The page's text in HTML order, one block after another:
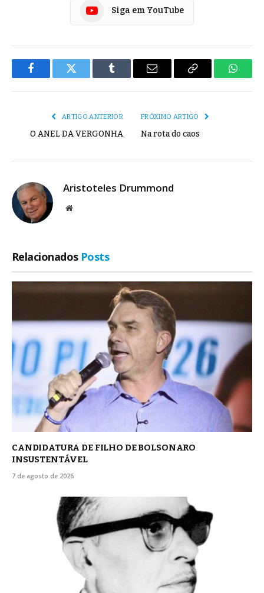
Siga em YouTube
FacebookTwitter Tumblr
E-
Copiar
ARTIGO ANTERIOR
O ANEL DA VERGONHA
PRÓXIMO ARTIGO
Na rota do caos
Aristoteles Drummond
Site
Relacionados Posts
CANDIDATURA DE FILHO DE BOLSONARO
INSUSTENTÁVEL
7 de agosto de 2026